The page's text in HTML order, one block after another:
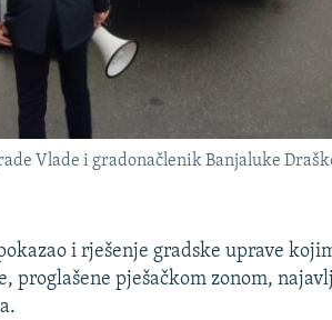
Vlade i gradonačlenik Banjaluke
i rješenje gradske uprave
proglašene pješačkom zonom,